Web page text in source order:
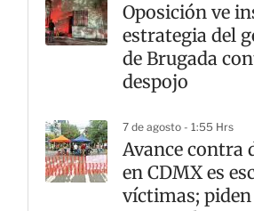
Oposición ve
estrategia del
de Brugada
despojo
7 de agosto - 1:55 Hrs
Avance contra
en CDMX es
víctimas;